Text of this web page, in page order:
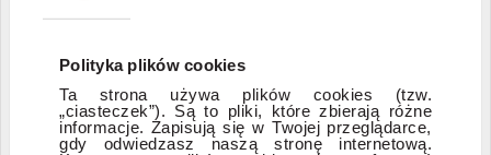
Polityka plików cookies
Ta strona używa plików cookies (tzw.
„ciasteczek”). Są to pliki, które zbierają różne
informacje. Zapisują się w Twojej przeglądarce,
gdy odwiedzasz naszą stronę internetową.
Zastrzeżenia prawne